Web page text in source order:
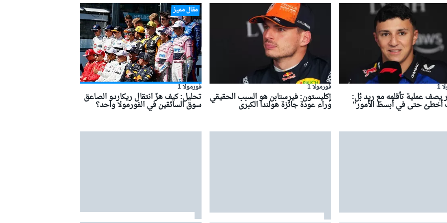
1
يصف عملية تأقلمه مع ريد بُل:
أخطئ حتى في أبسط الأمور"
فورمولا 1
إكليستون: فيرستابن هو السبب الحقيقي
وراء عودة جائزة هولندا الكبرى
مقال مميز
فورمولا 1
تحليل: كيف هزّ انتقال ريكاردو الصاعق
سوق السائقين في الفورمولا واحد؟